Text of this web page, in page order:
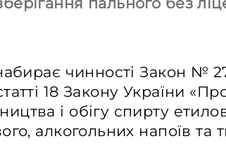
чинності Закон №
18 Закону України
і обігу спирту
алкогольних напоїв та